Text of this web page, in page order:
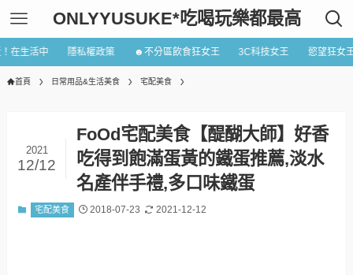
ONLYYUSUKE*吃喝玩樂都最高
在生活中 隱私權政策 ☻不分區飲食狂女王 3C科技女王 慾望狂女
首頁 日常用品&生活美食 宅配美食
FoOd宅配美食【醍醐大師】好香
吃得到飽滿蛋黃的鐵蛋推薦,淡水
名產伴手禮,多口味鐵蛋
2021
12/12
宅配美食 2018-07-23 2021-12-12